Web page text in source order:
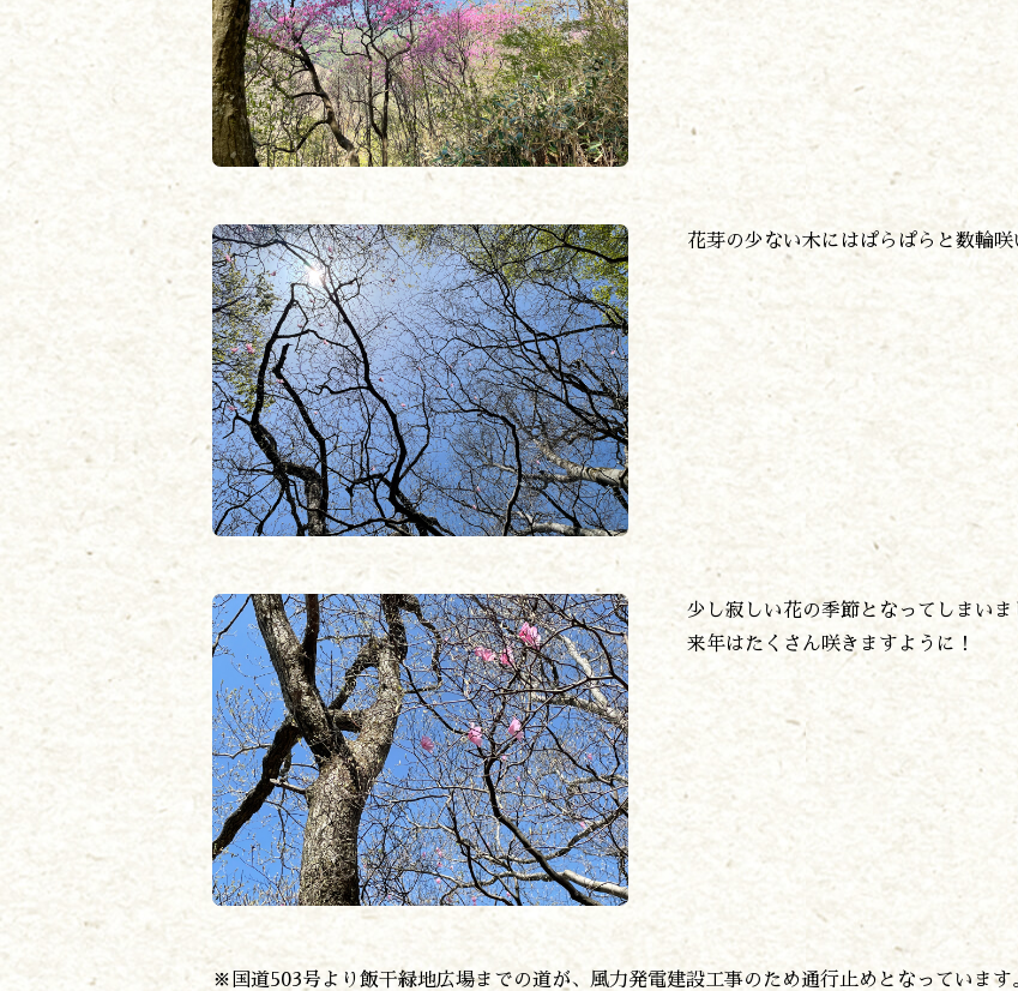
花芽の少ない木にはぱらぱらと数輪
少し寂しい花の季節となってしまいま
来年はたくさん咲きますように！
※国道503号より飯干緑地広場までの道が、風力発電建設工事のため通行止めとなっています